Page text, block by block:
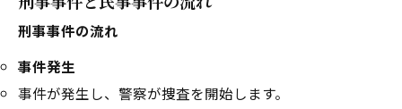
刑事事件の流れ
事件発生
事件が発生し、警察が捜査を開始します。